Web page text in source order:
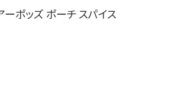
ポッズ ポーチ スパイス